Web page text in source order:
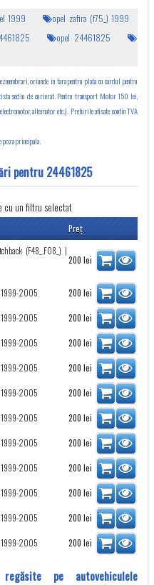
1999
opel zafira (f75_) 1999
opel 24461825
oriunde in tara pentru plata cu cardul pentru
sediu de curierat. Pentru transport Motor 150 lei,
alternator etc.). Preturile afisate contin TVA
principala.
pentru 24461825
cu un filtru selectat
Preţ
(F48_,F08_) |
200 lei
1999-2005 200 lei
1999-2005 200 lei
1999-2005 200 lei
1999-2005 200 lei
1999-2005 200 lei
1999-2005 200 lei
1999-2005 200 lei
1999-2005 200 lei
1999-2005 200 lei
1999-2005 200 lei
1999-2005 200 lei
pe autovehiculele